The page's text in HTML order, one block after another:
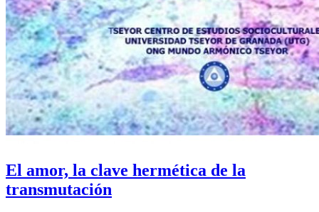
El amor, la clave hermética de la
transmutación